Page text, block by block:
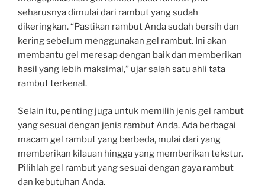
seharusnya dimulai dari rambut yang sudah
dikeringkan. “Pastikan rambut Anda sudah bersih dan
kering sebelum menggunakan gel rambut. Ini akan
membantu gel meresap dengan baik dan memberikan
hasil yang lebih maksimal,” ujar salah satu ahli tata
rambut terkenal.
Selain itu, penting juga untuk memilih jenis gel rambut
yang sesuai dengan jenis rambut Anda. Ada berbagai
macam gel rambut yang berbeda, mulai dari yang
memberikan kilauan hingga yang memberikan tekstur.
Pilihlah gel rambut yang sesuai dengan gaya rambut
dan kebutuhan Anda.